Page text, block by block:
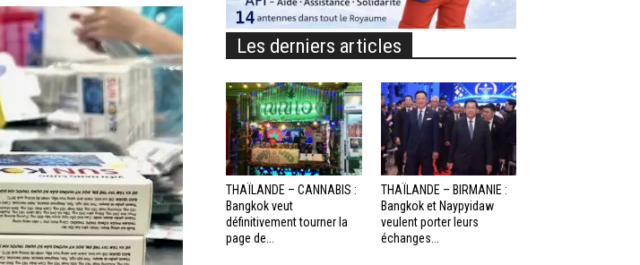
Les derniers articles
THAÏLANDE – CANNABIS :
Bangkok veut
définitivement tourner la
page de...
THAÏLANDE – BIRMANIE :
Bangkok et Naypyidaw
veulent porter leurs
échanges...